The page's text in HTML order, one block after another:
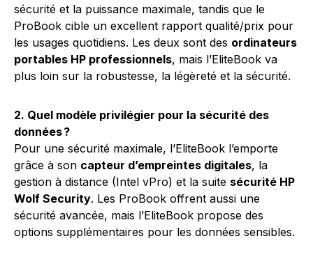
sécurité et la puissance maximale, tandis que le
ProBook cible un excellent rapport qualité/prix pour
les usages quotidiens. Les deux sont des ordinateurs
portables HP professionnels, mais l’EliteBook va
plus loin sur la robustesse, la légèreté et la sécurité.
2. Quel modèle privilégier pour la sécurité des
données ?
Pour une sécurité maximale, l’EliteBook l’emporte
grâce à son capteur d’empreintes digitales, la
gestion à distance (Intel vPro) et la suite sécurité HP
Wolf Security. Les ProBook offrent aussi une
sécurité avancée, mais l’EliteBook propose des
options supplémentaires pour les données sensibles.